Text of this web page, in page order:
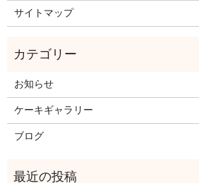
サイトマップ
お知らせ
ケーキギャラリー
ブログ